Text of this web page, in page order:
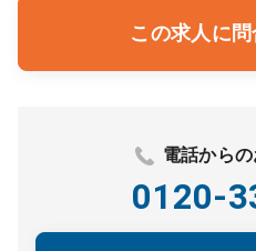
この求人に
電話から
0120-